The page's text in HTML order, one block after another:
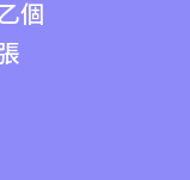
個